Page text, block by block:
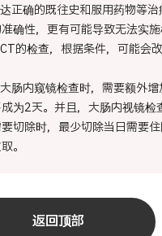
正确的既往史和服用药物等治
确性，更有可能导致无法实施
的检查，根据条件，可能会
肠内窥镜检查时，需要额外
为2天。并且，大肠内视镜检
切除时，最少切除当日需要
。
返回顶部